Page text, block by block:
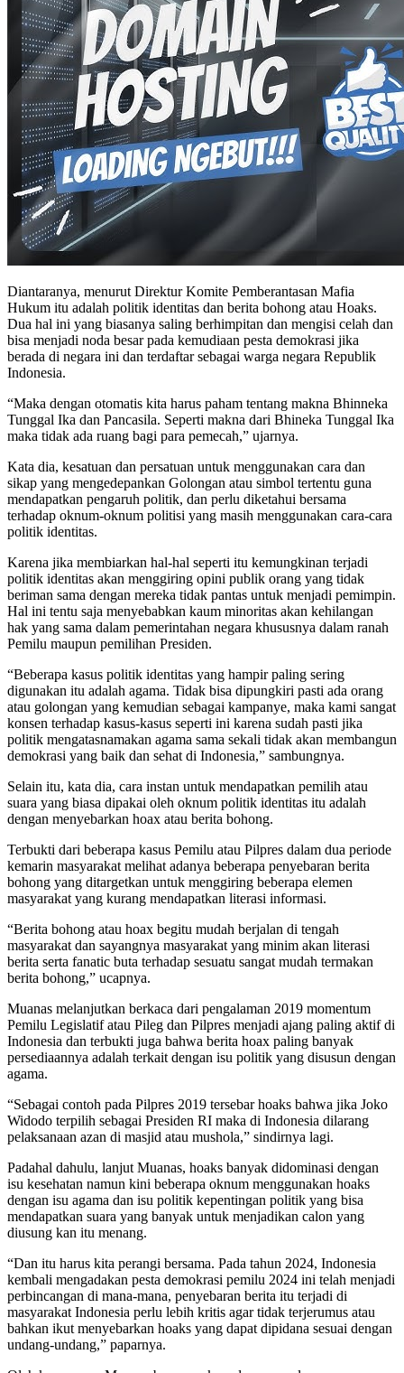
Diantaranya, menurut Direktur Komite Pemberantasan Mafia
Hukum itu adalah politik identitas dan berita bohong atau Hoaks.
Dua hal ini yang biasanya saling berhimpitan dan mengisi celah dan
bisa menjadi noda besar pada kemudiaan pesta demokrasi jika
berada di negara ini dan terdaftar sebagai warga negara Republik
Indonesia.
“Maka dengan otomatis kita harus paham tentang makna Bhinneka
Tunggal Ika dan Pancasila. Seperti makna dari Bhineka Tunggal Ika
maka tidak ada ruang bagi para pemecah,” ujarnya.
Kata dia, kesatuan dan persatuan untuk menggunakan cara dan
sikap yang mengedepankan Golongan atau simbol tertentu guna
mendapatkan pengaruh politik, dan perlu diketahui bersama
terhadap oknum-oknum politisi yang masih menggunakan cara-cara
politik identitas.
Karena jika membiarkan hal-hal seperti itu kemungkinan terjadi
politik identitas akan menggiring opini publik orang yang tidak
beriman sama dengan mereka tidak pantas untuk menjadi pemimpin.
Hal ini tentu saja menyebabkan kaum minoritas akan kehilangan
hak yang sama dalam pemerintahan negara khususnya dalam ranah
Pemilu maupun pemilihan Presiden.
“Beberapa kasus politik identitas yang hampir paling sering
digunakan itu adalah agama. Tidak bisa dipungkiri pasti ada orang
atau golongan yang kemudian sebagai kampanye, maka kami sangat
konsen terhadap kasus-kasus seperti ini karena sudah pasti jika
politik mengatasnamakan agama sama sekali tidak akan membangun
demokrasi yang baik dan sehat di Indonesia,” sambungnya.
Selain itu, kata dia, cara instan untuk mendapatkan pemilih atau
suara yang biasa dipakai oleh oknum politik identitas itu adalah
dengan menyebarkan hoax atau berita bohong.
Terbukti dari beberapa kasus Pemilu atau Pilpres dalam dua periode
kemarin masyarakat melihat adanya beberapa penyebaran berita
bohong yang ditargetkan untuk menggiring beberapa elemen
masyarakat yang kurang mendapatkan literasi informasi.
“Berita bohong atau hoax begitu mudah berjalan di tengah
masyarakat dan sayangnya masyarakat yang minim akan literasi
berita serta fanatic buta terhadap sesuatu sangat mudah termakan
berita bohong,” ucapnya.
Muanas melanjutkan berkaca dari pengalaman 2019 momentum
Pemilu Legislatif atau Pileg dan Pilpres menjadi ajang paling aktif di
Indonesia dan terbukti juga bahwa berita hoax paling banyak
persediaannya adalah terkait dengan isu politik yang disusun dengan
agama.
“Sebagai contoh pada Pilpres 2019 tersebar hoaks bahwa jika Joko
Widodo terpilih sebagai Presiden RI maka di Indonesia dilarang
pelaksanaan azan di masjid atau mushola,” sindirnya lagi.
Padahal dahulu, lanjut Muanas, hoaks banyak didominasi dengan
isu kesehatan namun kini beberapa oknum menggunakan hoaks
dengan isu agama dan isu politik kepentingan politik yang bisa
mendapatkan suara yang banyak untuk menjadikan calon yang
diusung kan itu menang.
“Dan itu harus kita perangi bersama. Pada tahun 2024, Indonesia
kembali mengadakan pesta demokrasi pemilu 2024 ini telah menjadi
perbincangan di mana-mana, penyebaran berita itu terjadi di
masyarakat Indonesia perlu lebih kritis agar tidak terjerumus atau
bahkan ikut menyebarkan hoaks yang dapat dipidana sesuai dengan
undang-undang,” paparnya.